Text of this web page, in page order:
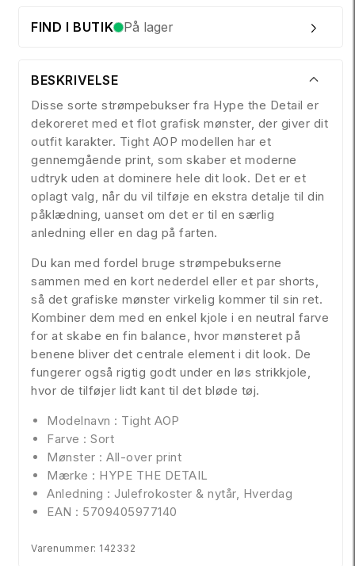
FIND I BUTIK På lager
BESKRIVELSE
Disse sorte strømpebukser fra Hype the Detail er
dekoreret med et flot grafisk mønster, der giver dit
outfit karakter. Tight AOP modellen har et
gennemgående print, som skaber et moderne
udtryk uden at dominere hele dit look. Det er et
oplagt valg, når du vil tilføje en ekstra detalje til din
påklædning, uanset om det er til en særlig
anledning eller en dag på farten.
Du kan med fordel bruge strømpebukserne
sammen med en kort nederdel eller et par shorts,
så det grafiske mønster virkelig kommer til sin ret.
Kombiner dem med en enkel kjole i en neutral farve
for at skabe en fin balance, hvor mønsteret på
benene bliver det centrale element i dit look. De
fungerer også rigtig godt under en løs strikkjole,
hvor de tilføjer lidt kant til det bløde tøj.
Modelnavn : Tight AOP
Farve : Sort
Mønster : All-over print
Mærke : HYPE THE DETAIL
Anledning : Julefrokoster & nytår, Hverdag
EAN : 5709405977140
Varenummer: 142332